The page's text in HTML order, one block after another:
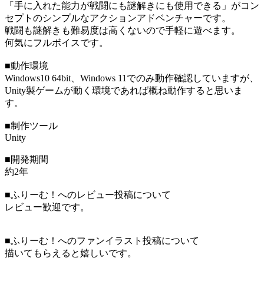
「手に入れた能力が戦闘にも謎解きにも使用できる」がコン
セプトのシンプルなアクションアドベンチャーです。
戦闘も謎解きも難易度は高くないので手軽に遊べます。
何気にフルボイスです。
■動作環境
Windows10 64bit、Windows 11でのみ動作確認していますが、
Unity製ゲームが動く環境であれば概ね動作すると思いま
す。
■制作ツール
Unity
■開発期間
約2年
■ふりーむ！へのレビュー投稿について
レビュー歓迎です。
■ふりーむ！へのファンイラスト投稿について
描いてもらえると嬉しいです。